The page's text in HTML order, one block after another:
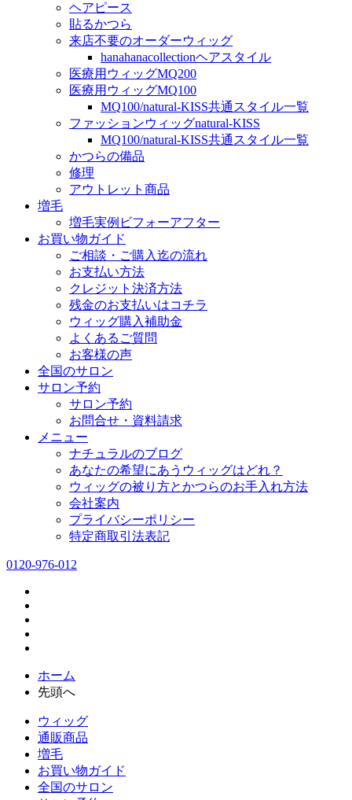
ヘアピース
貼るかつら
来店不要のオーダーウィッグ
hanahanacollectionヘアスタイル
医療用ウィッグMQ200
医療用ウィッグMQ100
MQ100/natural-KISS共通スタイル一覧
ファッションウィッグnatural-KISS
MQ100/natural-KISS共通スタイル一覧
かつらの備品
修理
アウトレット商品
増毛
増毛実例ビフォーアフター
お買い物ガイド
ご相談・ご購入迄の流れ
お支払い方法
クレジット決済方法
残金のお支払いはコチラ
ウィッグ購入補助金
よくあるご質問
お客様の声
全国のサロン
サロン予約
サロン予約
お問合せ・資料請求
メニュー
ナチュラルのブログ
あなたの希望にあうウィッグはどれ？
ウィッグの被り方とかつらのお手入れ方法
会社案内
プライバシーポリシー
特定商取引法表記
0120-976-012
ホーム
先頭へ
ウィッグ
通販商品
増毛
お買い物ガイド
全国のサロン